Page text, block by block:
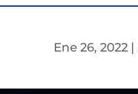
Ene 26, 2022|